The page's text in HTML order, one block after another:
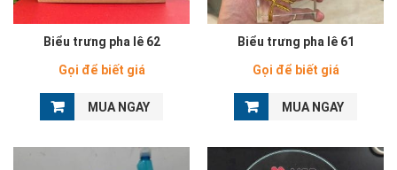
Biểu trưng pha lê 62
Gọi để biết giá
MUA NGAY
Biểu trưng pha lê 61
Gọi để biết giá
MUA NGAY